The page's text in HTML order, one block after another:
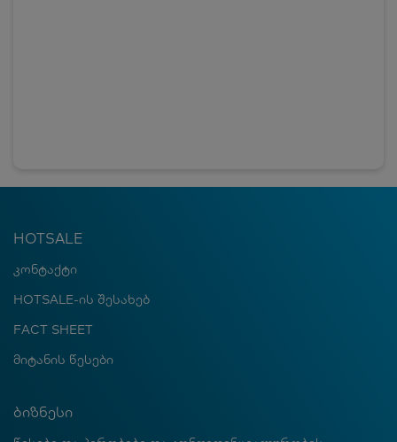
HOTSALE
კონტაქტი
HOTSALE-ის შესახებ
FACT SHEET
მიტანის წესები
ბიზნესი